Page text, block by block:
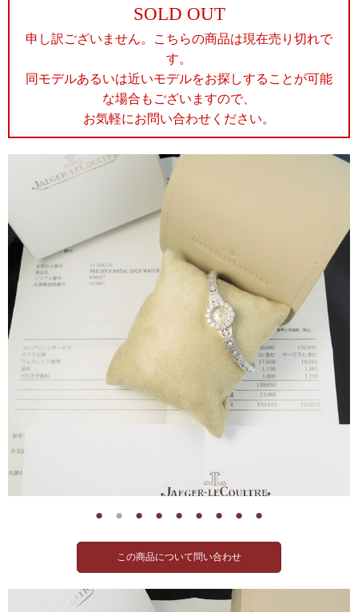
SOLD OUT
申し訳ございません。こちらの商品は現在売り切れで
す。
同モデルあるいは近いモデルをお探しすることが可能
な場合もございますので、
お気軽にお問い合わせください。
● ● ● ● ● ● ● ● ●